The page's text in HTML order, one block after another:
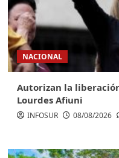
NACIONAL
Autorizan la
Lourdes Afiuni
INFOSUR 08/08/2026